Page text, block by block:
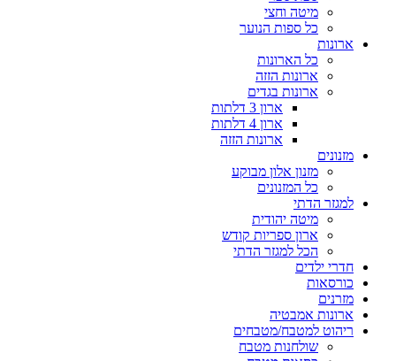
מיטה וחצי
כל ספות הנוער
ארונות
כל הארונות
ארונות הזזה
ארונות בגדים
ארון 3 דלתות
ארון 4 דלתות
ארונות הזזה
מזנונים
מזנון אלון מבוקע
כל המזנונים
למגזר הדתי
מיטה יהודית
ארון ספריות קודש
הכל למגזר הדתי
חדרי ילדים
כורסאות
מזרנים
ארונות אמבטיה
ריהוט למטבח/מטבחים
שולחנות מטבח